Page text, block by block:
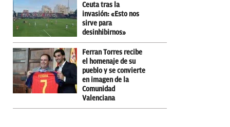
Ceuta tras la
invasión: «Esto nos
sirve para
desinhibirnos»
Ferran Torres recibe
el homenaje de su
pueblo y se convierte
en imagen de la
Comunidad
Valenciana